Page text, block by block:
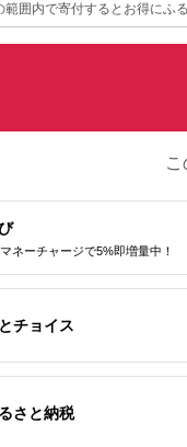
囲内で寄付するとお得にふ
ネーチャージで5%即増量中！
チョイス
さと納税